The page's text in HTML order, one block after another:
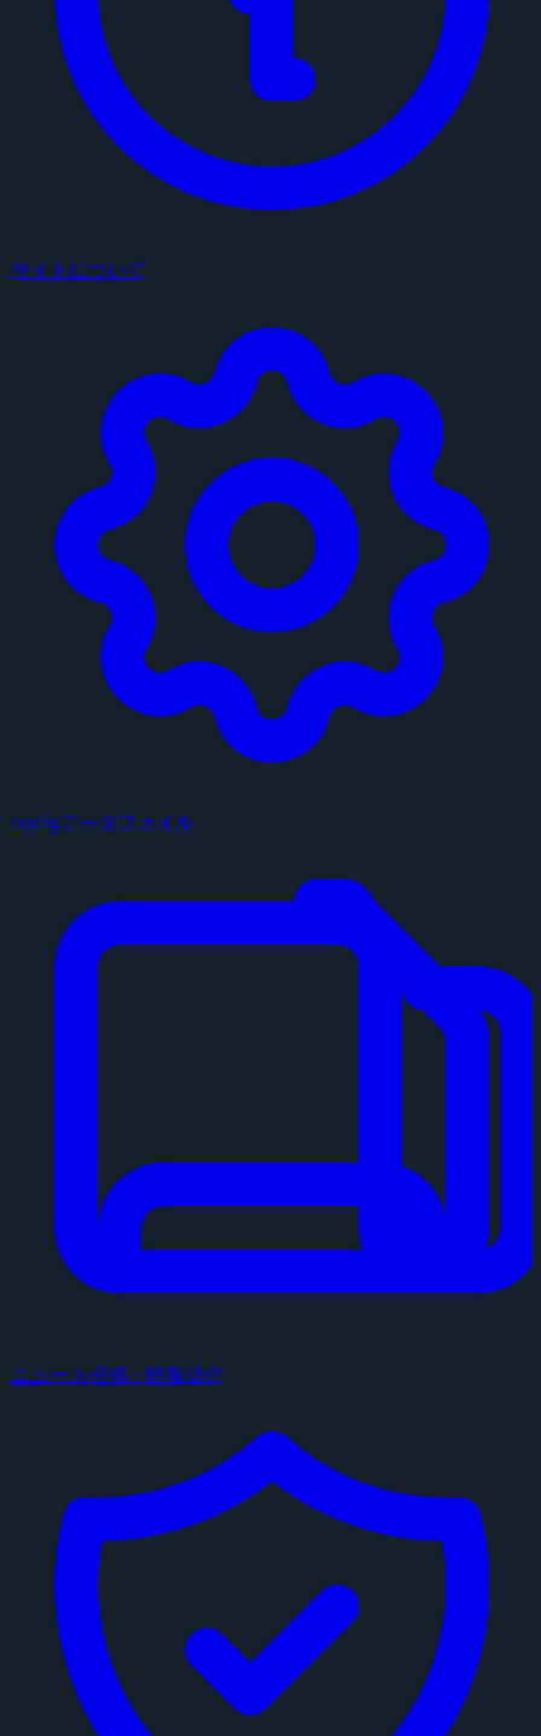
サイトについて
configデータファイル
ニュース投稿・情報提供